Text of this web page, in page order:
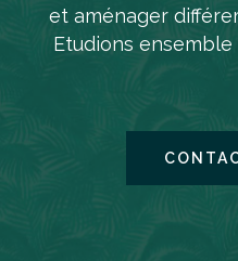
et aménager
Etudions